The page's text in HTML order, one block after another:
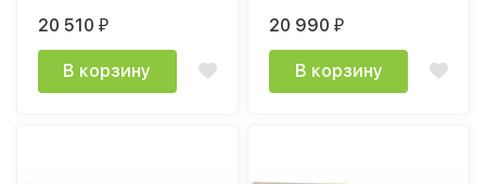
основанием
20 510₽
В корзину
основанием 180х200см
20 990₽
В корзину